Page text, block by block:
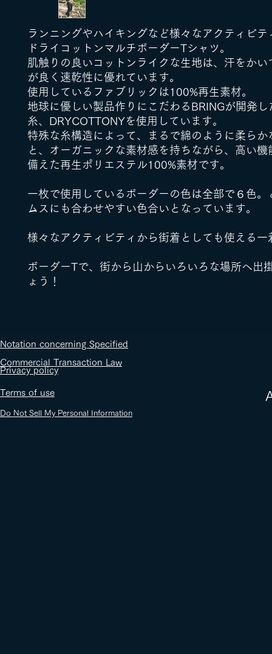
ランニングやハイキングなど様々なアクティビテ
ドライコットンマルチボーダーTシャツ。
肌触りの良いコットンライクな生地は、汗をかい
が良く速乾性に優れています。
使用しているファブリックは100%再生素材。
地球に優しい製品作りにこだわるBRINGが開発し
糸、DRYCOTTONYを使用しています。
特殊な糸構造によって、まるで綿のように柔らか
と、オーガニックな素材感を持ちながら、高い機
備えた再生ポリエステル100%素材です。
一枚で使用しているボーダーの色は全部で６色。
ムスにも合わせやすい色合いとなっています。
様々なアクティビティから街着としても使える一
ボーダーTで、街から山からいろいろな場所へ出
ょう！
​Notation concerning Specified
Commercial Transaction Law
​Privacy policy
​Terms of use
Do Not Sell My Personal Information